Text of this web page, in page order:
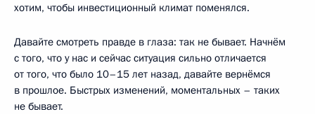
хотим, чтобы инвестиционный климат поменялся.
Давайте смотреть правде в глаза: так не бывает. Начнём
с того, что у нас и сейчас ситуация сильно отличается
от того, что было 10–15 лет назад, давайте вернёмся
в прошлое. Быстрых изменений, моментальных – таких
не бывает.